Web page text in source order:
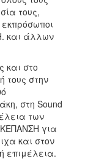
τους,
και άλλων
και στο
τους στην
στη Sound
των
ΚΕΠΑΝΣΗ για
και στον
επιμέλεια.